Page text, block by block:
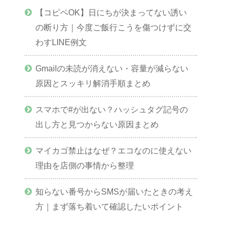
【コピペOK】日にちが決まってない誘い
の断り方｜今度ご飯行こうを傷つけずに交
わすLINE例文
Gmailの未読が消えない・容量が減らない
原因とスッキリ解消手順まとめ
スマホで#が出ない？ハッシュタグ記号の
出し方と見つからない原因まとめ
マイカゴ禁止はなぜ？エコなのに使えない
理由を店側の事情から整理
知らない番号からSMSが届いたときの考え
方｜まず落ち着いて確認したいポイント